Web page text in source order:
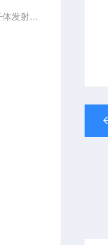
全谱直读型电感耦合等离子体发射光谱仪